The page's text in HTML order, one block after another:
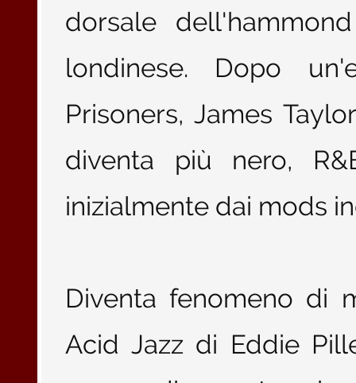
dorsale
londinese. Dopo
Prisoners, James
diventa più nero,
inizialmente dai mods
Diventa fenomeno di
Acid Jazz di Eddie